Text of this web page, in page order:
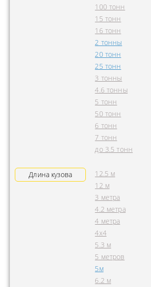
100 тонн
15 тонн
16 тонн
2 тонны
20 тонн
25 тонн
3 тонны
4.6 тонны
5 тонн
50 тонн
6 тонн
7 тонн
до 3.5 тонн
Длина кузова
12.5 м
12 м
3 метра
4.2 метра
4 метра
4x4
5.3 м
5 метров
5м
6.2 м